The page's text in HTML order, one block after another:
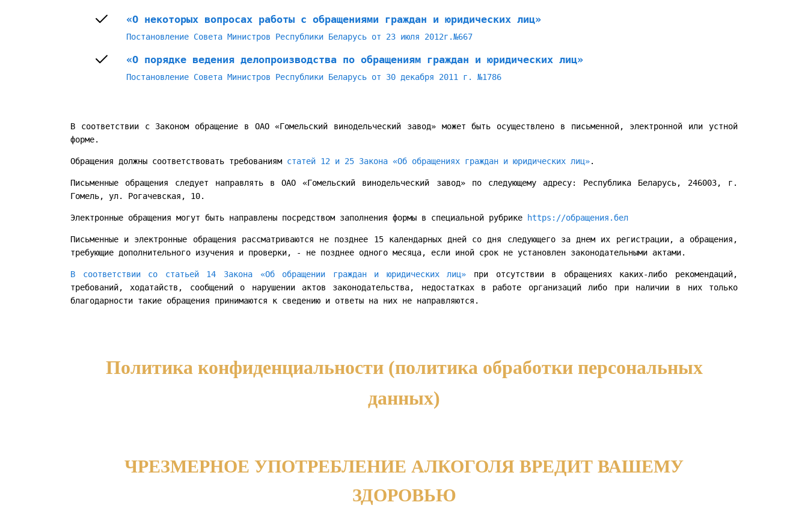
«О некоторых вопросах работы с обращениями граждан и юридических лиц»
Постановление Совета Министров Республики Беларусь от 23 июля 2012г.№667
«О порядке ведения делопроизводства по обращениям граждан и юридических лиц»
Постановление Совета Министров Республики Беларусь от 30 декабря 2011 г. №1786
В соответствии с Законом обращение в ОАО «Гомельский винодельческий завод» может быть осуществлено в письменной, электронной или устной
форме.
Обращения должны соответствовать требованиям статей 12 и 25 Закона «Об обращениях граждан и юридических лиц».
Письменные обращения следует направлять в ОАО «Гомельский винодельческий завод» по следующему адресу: Республика Беларусь, 246003, г.
Гомель, ул. Рогачевская, 10.
Электронные обращения могут быть направлены посредством заполнения формы в специальной рубрике https://обращения.бел
Письменные и электронные обращения рассматриваются не позднее 15 календарных дней со дня следующего за днем их регистрации, а обращения,
требующие дополнительного изучения и проверки, - не позднее одного месяца, если иной срок не установлен законодательными актами.
В соответствии со статьей 14 Закона «Об обращении граждан и юридических лиц» при отсутствии в обращениях каких-либо рекомендаций,
требований, ходатайств, сообщений о нарушении актов законодательства, недостатках в работе организаций либо при наличии в них только
благодарности такие обращения принимаются к сведению и ответы на них не направляются.
Политика конфиденциальности (политика обработки персональных
данных)
ЧРЕЗМЕРНОЕ УПОТРЕБЛЕНИЕ АЛКОГОЛЯ ВРЕДИТ ВАШЕМУ
ЗДОРОВЬЮ